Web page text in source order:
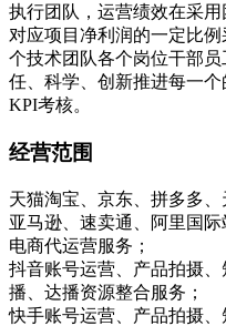
执行团队，运营绩效在采
对应项目净利润的一定比
个技术团队各个岗位干部
任、科学、创新推进每一
KPI考核。
经营范围
天猫淘宝、京东、拼多多、
亚马逊、速卖通、阿里国际
电商代运营服务；
抖音账号运营、产品拍摄
播、达播资源整合服务；
快手账号运营、产品拍摄